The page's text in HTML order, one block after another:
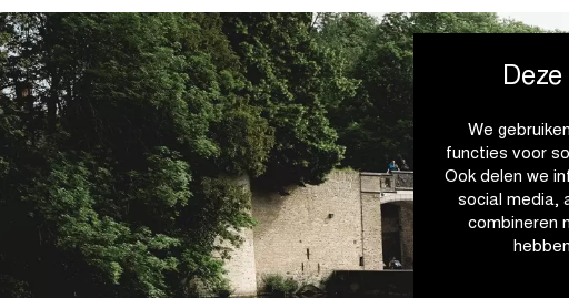
We
functies voor
Ook delen we
social media,
combineren